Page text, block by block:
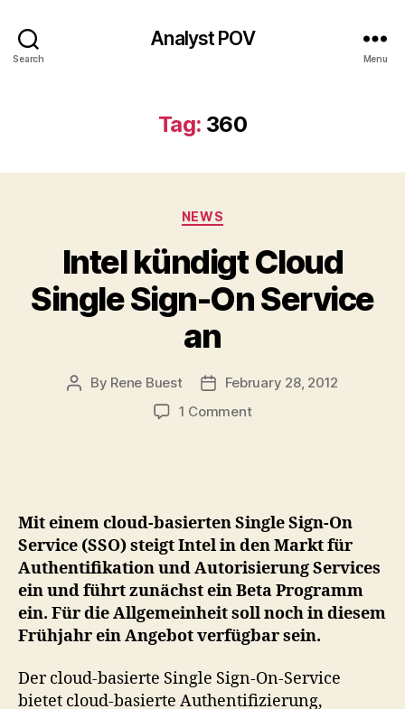
Search
Analyst POV
Menu
Tag: 360
Categories
NEWS
Intel kündigt Cloud
Single Sign-On Service
an
Post
By Rene Buest
PostFebruary 28, 2012
1 Commenton
On
Service
an
Mit einem cloud-basierten Single Sign-On
Service (SSO) steigt Intel in den Markt für
Authentifikation und Autorisierung Services
ein und führt zunächst ein Beta Programm
ein. Für die Allgemeinheit soll noch in diesem
Frühjahr ein Angebot verfügbar sein.
Der cloud-basierte Single Sign-On-Service
bietet cloud-basierte Authentifizierung,